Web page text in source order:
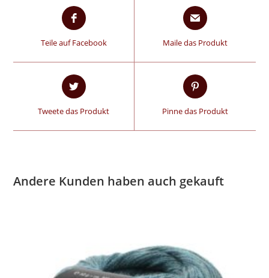
Teile auf Facebook Maile das Produkt
Tweete das Produkt Pinne das Produkt
Andere Kunden haben auch gekauft